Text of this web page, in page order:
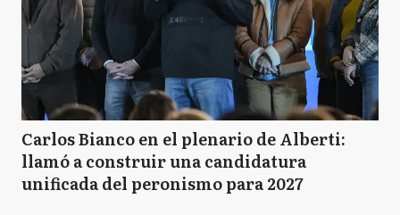
Carlos Bianco en el plenario de Alberti:
llamó a construir una candidatura
unificada del peronismo para 2027